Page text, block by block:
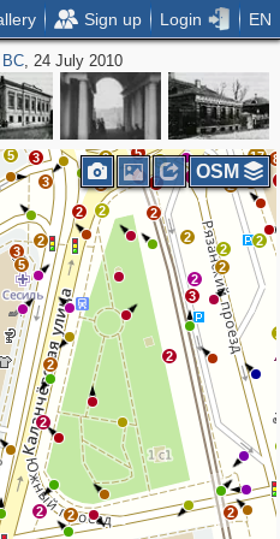
Sign up Login EN
ВС, 24 July 2010
2 2
2
2
2
2
2
2
2
2
3
2
4
17
2
3
8
5
4
5
3
4
3
2
2
2
5
5
7
4
3
2
2
2
2
3
3 2
4
3
5
3
5
OSM